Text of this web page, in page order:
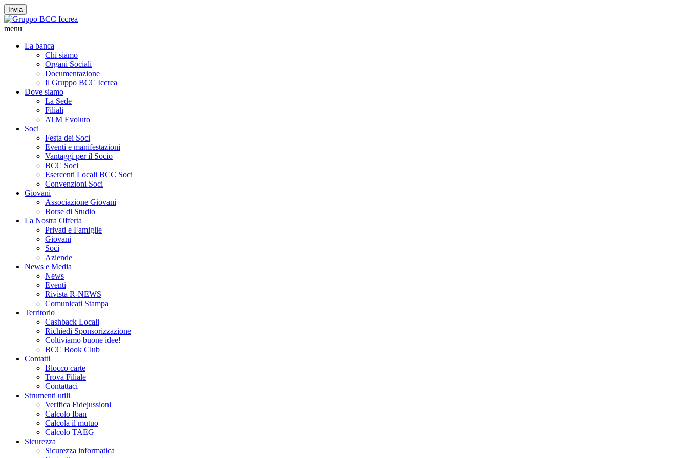
Invia
menu
La banca
Chi siamo
Organi Sociali
Documentazione
Il Gruppo BCC Iccrea
Dove siamo
La Sede
Filiali
ATM Evoluto
Soci
Festa dei Soci
Eventi e manifestazioni
Vantaggi per il Socio
BCC Soci
Esercenti Locali BCC Soci
Convenzioni Soci
Giovani
Associazione Giovani
Borse di Studio
La Nostra Offerta
Privati e Famiglie
Giovani
Soci
Aziende
News e Media
News
Eventi
Rivista R-NEWS
Comunicati Stampa
Territorio
Cashback Locali
Richiedi Sponsorizzazione
Coltiviamo buone idee!
BCC Book Club
Contatti
Blocco carte
Trova Filiale
Contattaci
Strumenti utili
Verifica Fidejussioni
Calcolo Iban
Calcola il mutuo
Calcolo TAEG
Sicurezza
Sicurezza informatica